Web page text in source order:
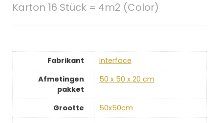
Karton 16 Stück = 4m2 (Color)
Fabrikant
‎Interface
Afmetingen
pakket
‎50 x 50 x 20 cm
Grootte
‎50x50cm